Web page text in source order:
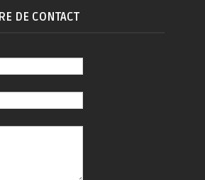
DE CONTACT